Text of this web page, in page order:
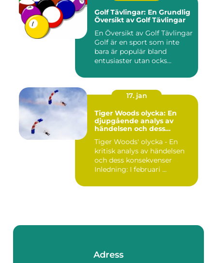
Golf Tävlingar: En Grundlig
Översikt av Golf Tävlingar
En Översikt av Golf Tävlingar
Golf är en sport som inte
bara är populär bland
entusiaster utan ocks...
17. jan
Tiger Woods olycka: En
djupgående analys av
händelsen och dess
Tiger Woods' olycka - En
kritisk analys av händelsen
och dess konsekvenser
Inledning: I februari ...
Adress